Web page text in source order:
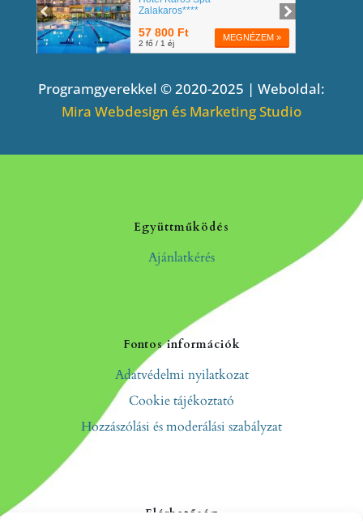
Programgyerekkel © 2020-2025 | Weboldal:
Mira Webdesign és Marketing Studio
Együttműködés
Ajánlatkérés
Fontos információk
Adatvédelmi nyilatkozat
Cookie tájékoztató
Hozzászólási és moderálási szabályzat
Elérhetőség